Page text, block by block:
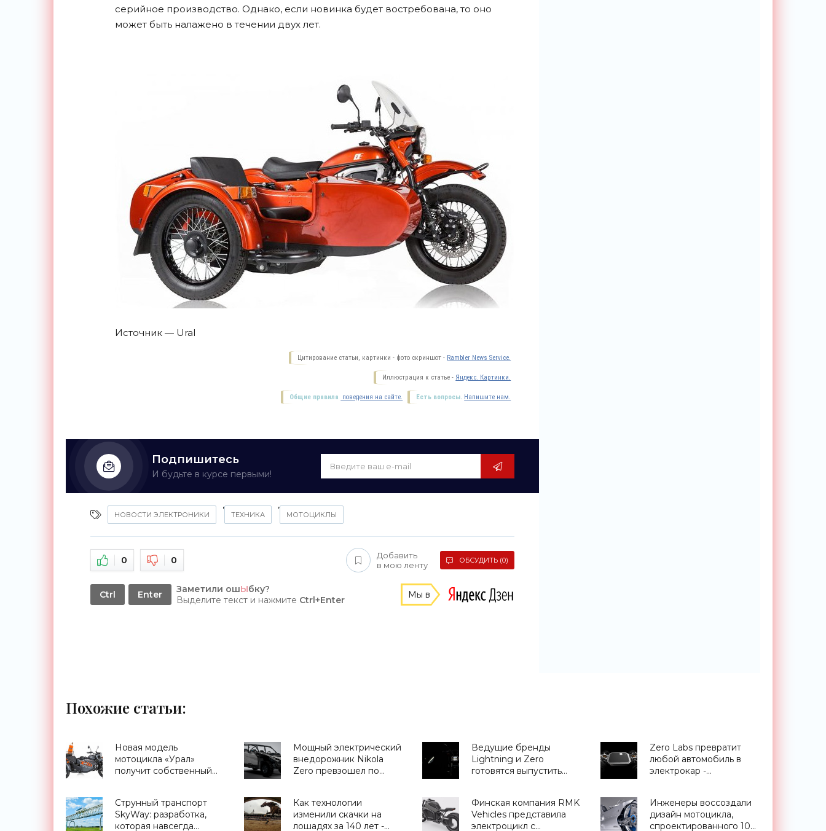
серийное производство. Однако, если новинка будет востребована, то оно
может быть налажено в течении двух лет.
Источник — Ural
Цитирование статьи, картинки - фото скриншот - Rambler News Service.
Иллюстрация к статье - Яндекс. Картинки.
Есть вопросы. Напишите нам.
Общие правила поведения на сайте.
Подпишитесь
И будьте в курсе первыми!
НОВОСТИ ЭЛЕКТРОНИКИ
,
ТЕХНИКА
,
МОТОЦИКЛЫ
0 0
Добавить
в мою ленту
ОБСУДИТЬ (0)
Ctrl Enter Заметили ошЫбку?
Выделите текст и нажмите Ctrl+Enter Мы в
Похожие статьи:
Новая модель
мотоцикла «Урал»
получит собственный
Мощный электрический
внедорожник Nikola
Zero превзошел по
«Электромобили»
Ведущие бренды
Lightning и Zero
готовятся выпустить
«Электромобили»
Zero Labs превратит
любой автомобиль в
электрокар -
Струнный транспорт
SkyWay: разработка,
которая навсегда
Как технологии
изменили скачки на
лошадях за 140 лет -
Финская компания RMK
Vehicles представила
электроцикл с
Инженеры воссоздали
дизайн мотоцикла,
спроектированного 100